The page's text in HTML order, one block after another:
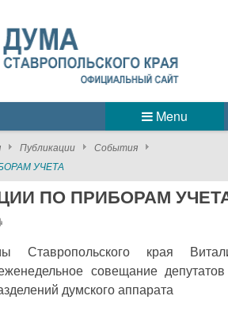
Menu
Публикации
События
УЧЕТА
ПО ПРИБОРАМ
Ставропольского края
совещание
думского аппарата